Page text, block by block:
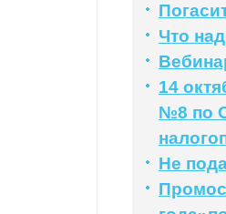
Что
14
№8 по
Не